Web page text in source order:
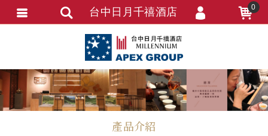
產品介紹
台中日月千禧酒店 0
會員登入
會員註冊
忘記密碼